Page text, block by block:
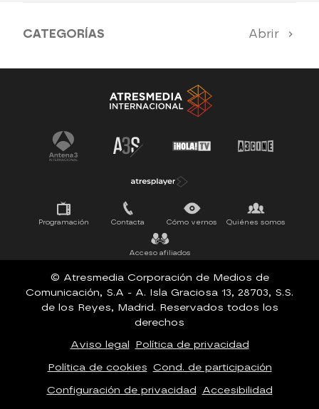
CATEGORÍAS Abrir
Antena 3 Noticias El Hormiguero
Tu cara me suena Pasapalabra
Programación Contacta Cómo vernos Quiénes somos
Acceso afiliados
© Atresmedia Corporación de Medios de
Comunicación, S.A - A. Isla Graciosa 13, 28703, S.S.
de los Reyes, Madrid. Reservados todos los
derechos
Aviso legal Política de privacidad
Política de cookies Cond. de participación
Configuración de privacidad Accesibilidad